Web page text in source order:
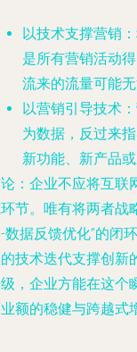
以技术支撑营销
是所有营销活动
流来的流量可能无
以营销引导技术
为数据，反过来
新功能、新产品或
：企业不应将互
节。唯有将两者战
数据反馈优化”的闭
技术迭代支撑创新
，企业方能在这个
额的稳健与跨越式